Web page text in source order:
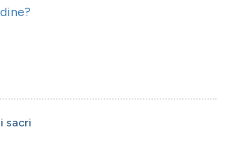
sacri